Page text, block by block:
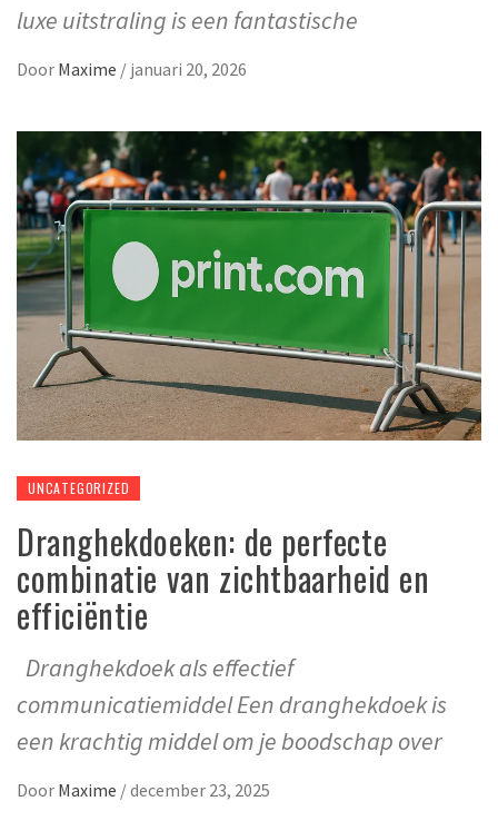
luxe uitstraling is een fantastische
Door Maxime / januari 20, 2026
UNCATEGORIZED
Dranghekdoeken: de perfecte
combinatie van zichtbaarheid en
efficiëntie
Dranghekdoek als effectief
communicatiemiddel Een dranghekdoek is
een krachtig middel om je boodschap over
Door Maxime /december 23, 2025